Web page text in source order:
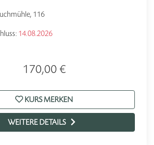
116
14.08.2026
170,00 €
KURS MERKEN
WEITERE DETAILS